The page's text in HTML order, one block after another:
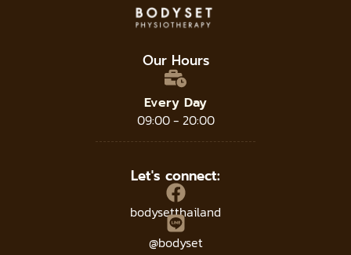
Our Hours
Every Day
09:00 - 20:00
Let's connect:
bodysetthailand
@bodyset